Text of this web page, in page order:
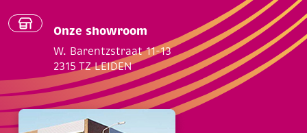
Onze showroom
W. Barentzstraat 11-13
2315 TZ LEIDEN